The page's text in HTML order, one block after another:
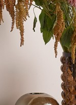
Набор из
коллекции
Быстрый